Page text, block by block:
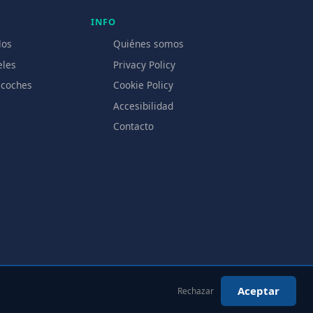
INFO
Quiénes somos
Privacy Policy
Cookie Policy
Accesibilidad
Contacto
Rechazar Aceptar